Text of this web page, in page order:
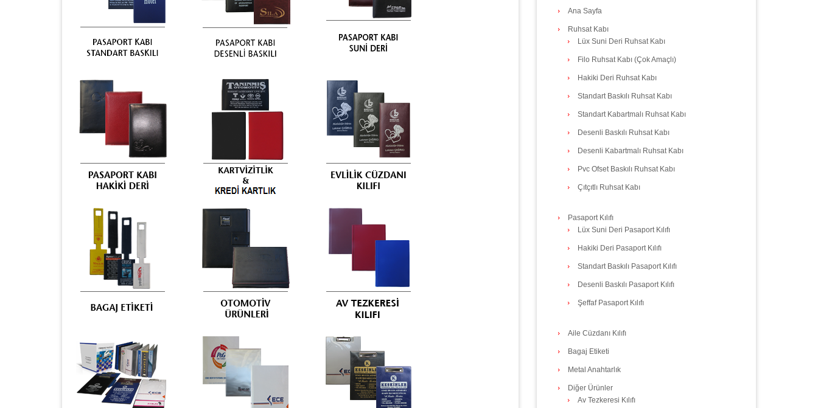
Ana Sayfa
Ruhsat Kabı
Lüx Suni Deri Ruhsat Kabı
Filo Ruhsat Kabı (Çok Amaçlı)
Hakiki Deri Ruhsat Kabı
Standart Baskılı Ruhsat Kabı
Standart Kabartmalı Ruhsat Kabı
Desenli Baskılı Ruhsat Kabı
Desenli Kabartmalı Ruhsat Kabı
Pvc Ofset Baskılı Ruhsat Kabı
Çıtçıtlı Ruhsat Kabı
Pasaport Kılıfı
Lüx Suni Deri Pasaport Kılıfı
Hakiki Deri Pasaport Kılıfı
Standart Baskılı Pasaport Kılıfı
Desenli Baskılı Pasaport Kılıfı
Şeffaf Pasaport Kılıfı
Aile Cüzdanı Kılıfı
Bagaj Etiketi
Metal Anahtarlık
Diğer Ürünler
Av Tezkeresi Kılıfı